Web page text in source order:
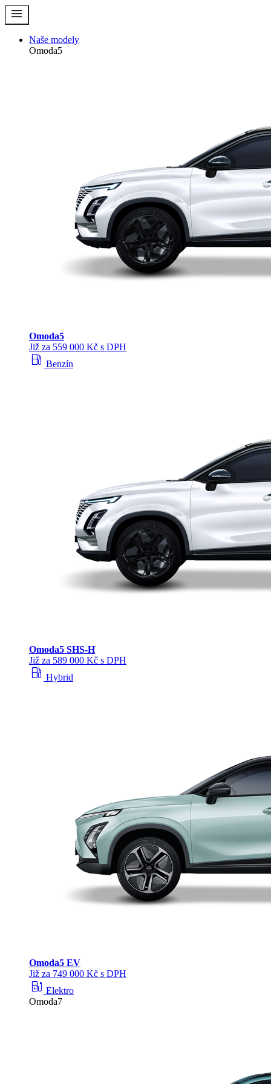
menu
Naše modely
Omoda5
Omoda5
Již za 559 000 Kč s DPH
local_gas_station Benzín
Omoda5 SHS‑H
Již za 589 000 Kč s DPH
local_gas_station Hybrid
Omoda5 EV
Již za 749 000 Kč s DPH
ev_station Elektro
Omoda7